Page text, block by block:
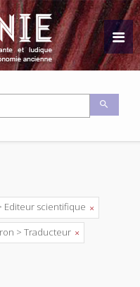
Editeur scientifique
> Traducteur